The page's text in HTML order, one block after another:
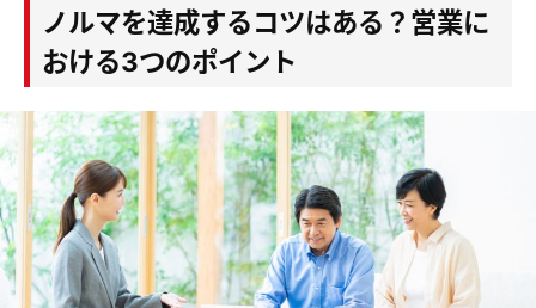
ノルマを達成するコツはある？営業に
おける3つのポイント